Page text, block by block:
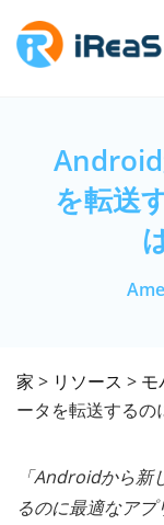
を転送
家 > リソース > モ
ータを転送するの
「Androidから
るのに最適なア